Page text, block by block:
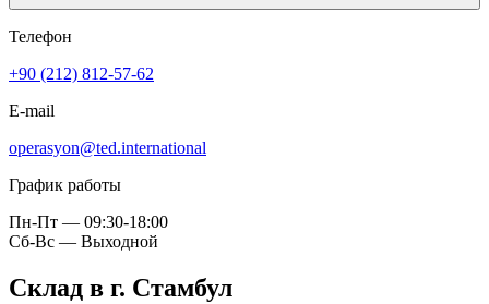
Телефон
+90 (212) 812-57-62
E-mail
operasyon@ted.international
График работы
Пн-Пт — 09:30-18:00
Сб-Вс — Выходной
Склад в г. Стамбул